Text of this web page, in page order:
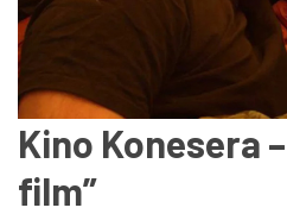
Kino Konesera
film”